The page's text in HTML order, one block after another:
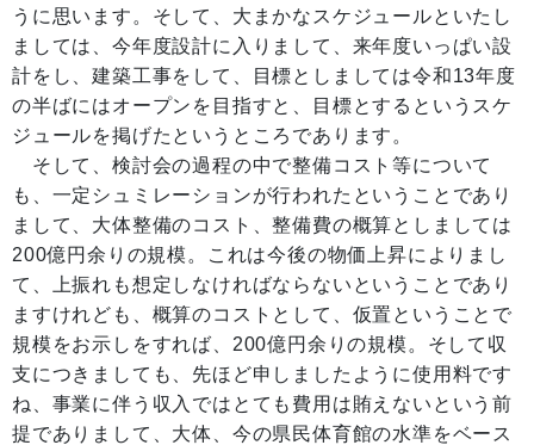
うに思います。そして、大まかなスケジュールといたし
ましては、今年度設計に入りまして、来年度いっぱい設
計をし、建築工事をして、目標としましては令和13年度
の半ばにはオープンを目指すと、目標とするというスケ
ジュールを掲げたというところであります。
そして、検討会の過程の中で整備コスト等について
も、一定シュミレーションが行われたということであり
まして、大体整備のコスト、整備費の概算としましては
200億円余りの規模。これは今後の物価上昇によりまし
て、上振れも想定しなければならないということであり
ますけれども、概算のコストとして、仮置ということで
規模をお示しをすれば、200億円余りの規模。そして収
支につきましても、先ほど申しましたように使用料です
ね、事業に伴う収入ではとても費用は賄えないという前
提でありまして、大体、今の県民体育館の水準をベース